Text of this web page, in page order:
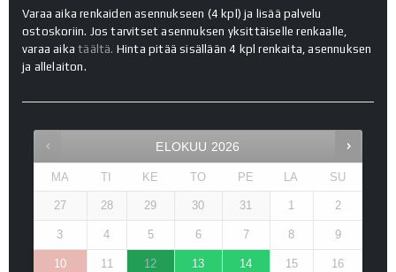
Varaa aika renkaiden asennukseen (4 kpl) ja lisää palvelu
ostoskoriin. Jos tarvitset asennuksen yksittäiselle renkaalle,
varaa aikatäältä. Hinta pitää sisällään 4 kpl renkaita, asennuksen
ja allelaiton.
ELOKUU 2026
MA TI KE TO PE LA SU
27 28 29 30 31 1 2
3 4 5 6 7 8 9
10 11 12 13 14 15 16